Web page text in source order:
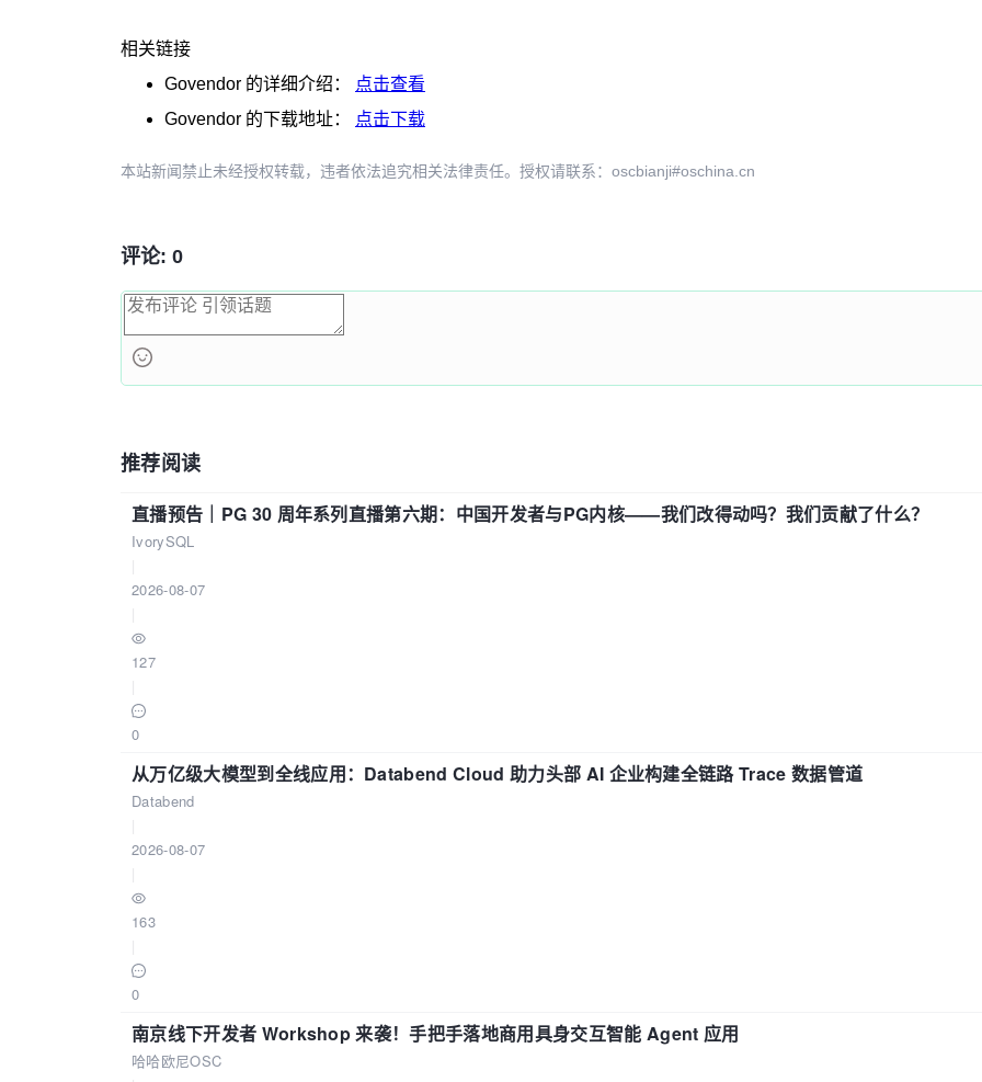
相关链接
Govendor 的详细介绍：
点击查看
Govendor 的下载地址： 点击下载
本站新闻禁止未经授权转载，违者依法追究相关法律责任。授权请联系：oscbianji#oschina.cn
评论: 0
推荐阅读
直播预告｜PG 30 周年系列直播第六期：中国开发者与PG内核——我们改得动吗？我们贡献了什么？
IvorySQL
2026-08-07
127
0
从万亿级大模型到全线应用：Databend Cloud 助力头部 AI 企业构建全链路 Trace 数据管道
Databend
2026-08-07
163
0
南京线下开发者 Workshop 来袭！手把手落地商用具身交互智能 Agent 应用
哈哈欧尼OSC